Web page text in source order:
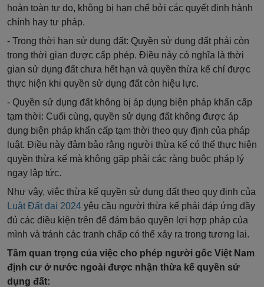
hoàn toàn tự do, không bị hạn chế bởi các quyết định hành
chính hay tư pháp.
- Trong thời hạn sử dụng đất: Quyền sử dụng đất phải còn
trong thời gian được cấp phép. Điều này có nghĩa là thời
gian sử dụng đất chưa hết hạn và quyền thừa kế chỉ được
thực hiện khi quyền sử dụng đất còn hiệu lực.
- Quyền sử dụng đất không bị áp dụng biện pháp khẩn cấp
tạm thời: Cuối cùng, quyền sử dụng đất không được áp
dụng biện pháp khẩn cấp tạm thời theo quy định của pháp
luật. Điều này đảm bảo rằng người thừa kế có thể thực hiện
quyền thừa kế mà không gặp phải các ràng buộc pháp lý
ngay lập tức.
Như vậy, việc thừa kế quyền sử dụng đất theo quy định của
Luật Đất đai 2024 yêu cầu người thừa kế phải đáp ứng đầy
đủ các điều kiện trên để đảm bảo quyền lợi hợp pháp của
mình và tránh các tranh chấp có thể xảy ra trong tương lai.
Tầm quan trọng của việc cho phép người gốc Việt Nam
định cư ở nước ngoài được nhận thừa kế quyền sử
dụng đất: